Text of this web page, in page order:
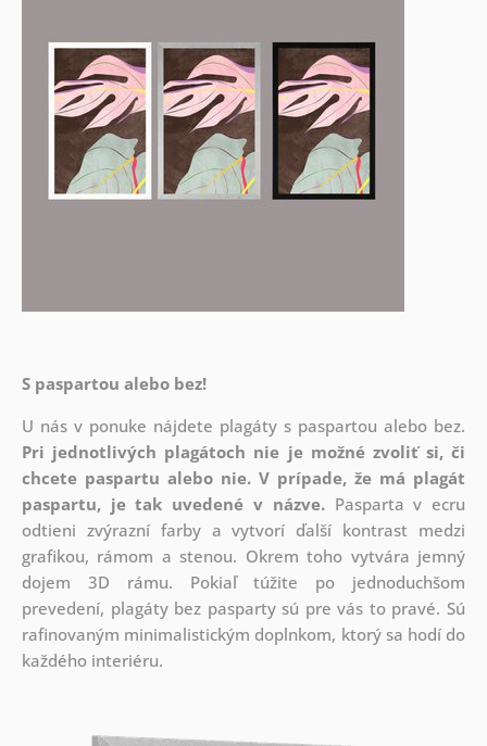
S paspartou alebo bez!
U nás v ponuke nájdete plagáty s paspartou alebo bez.
Pri jednotlivých plagátoch nie je možné zvoliť si, či
chcete paspartu alebo nie. V prípade, že má plagát
paspartu, je tak uvedené v názve.Pasparta v ecru
odtieni zvýrazní farby a vytvorí ďalší kontrast medzi
grafikou, rámom a stenou. Okrem toho vytvára jemný
dojem 3D rámu. Pokiaľ túžite po jednoduchšom
prevedení, plagáty bez pasparty sú pre vás to pravé. Sú
rafinovaným minimalistickým doplnkom, ktorý sa hodí do
každého interiéru.